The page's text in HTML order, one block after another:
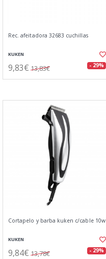
Rec. afeitadora 32683 cuchillas
KUKEN
9,83€ 13,83€ - 29%
Cortapelo y barba kuken c/cable 10w
KUKEN
9,84€ 13,78€ - 29%